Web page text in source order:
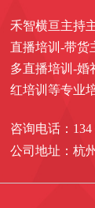
咨询电话：
公司地址：
禾智横亘主持
直播培训-带货
多直播培训-婚
红培训等专业